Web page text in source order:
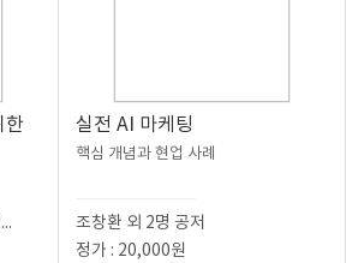
한
실전 AI 마케팅
핵심 개념과 현업 사례
조창환 외 2명 공저
정가 : 20,000원